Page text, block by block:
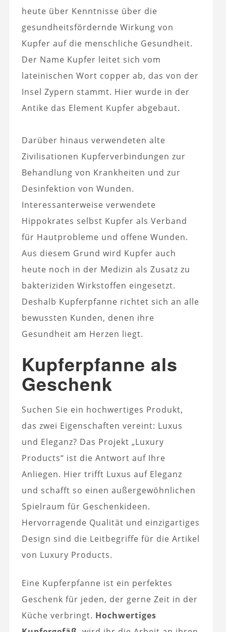
heute über Kenntnisse über die
gesundheitsfördernde Wirkung von
Kupfer auf die menschliche Gesundheit.
Der Name Kupfer leitet sich vom
lateinischen Wort copper ab, das von der
Insel Zypern stammt. Hier wurde in der
Antike das Element Kupfer abgebaut.
Darüber hinaus verwendeten alte
Zivilisationen Kupferverbindungen zur
Behandlung von Krankheiten und zur
Desinfektion von Wunden.
Interessanterweise verwendete
Hippokrates selbst Kupfer als Verband
für Hautprobleme und offene Wunden.
Aus diesem Grund wird Kupfer auch
heute noch in der Medizin als Zusatz zu
bakteriziden Wirkstoffen eingesetzt.
Deshalb Kupferpfanne richtet sich an alle
bewussten Kunden, denen ihre
Gesundheit am Herzen liegt.
Kupferpfanne als
Geschenk
Suchen Sie ein hochwertiges Produkt,
das zwei Eigenschaften vereint: Luxus
und Eleganz? Das Projekt „Luxury
Products“ ist die Antwort auf Ihre
Anliegen. Hier trifft Luxus auf Eleganz
und schafft so einen außergewöhnlichen
Spielraum für Geschenkideen.
Hervorragende Qualität und einzigartiges
Design sind die Leitbegriffe für die Artikel
von Luxury Products.
Eine Kupferpfanne ist ein perfektes
Geschenk für jeden, der gerne Zeit in der
Küche verbringt. Hochwertiges